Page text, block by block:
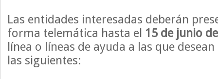
Las entidades interesadas deberán
forma telemática hasta el 15 de junio
línea o líneas de ayuda a las que
las siguientes: